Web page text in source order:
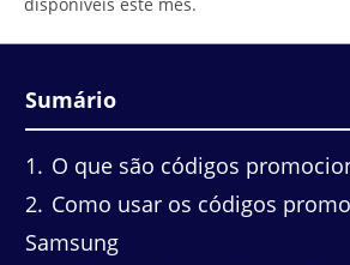
Sumário
1
O que são códigos
2 Como usar os códigos
Samsung